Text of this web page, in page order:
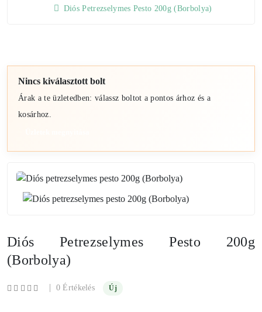
Diós Petrezselymes Pesto 200g (Borbolya)
Nincs kiválasztott bolt
Árak a te üzletedben: válassz boltot a pontos árhoz és a
kosárhoz.
Diós Petrezselymes Pesto 200g
(Borbolya)
| 0 Értékelés Új